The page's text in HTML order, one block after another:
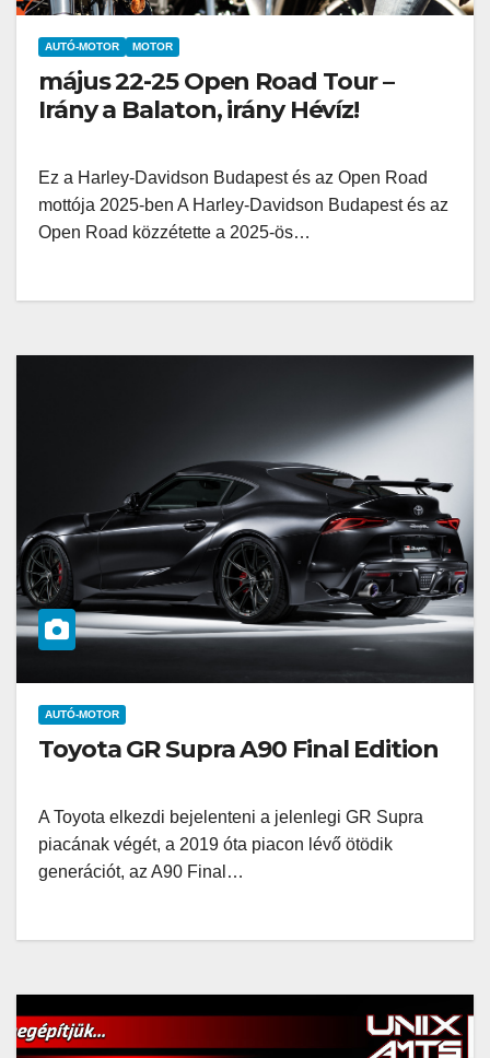
AUTÓ-MOTOR MOTOR
május 22-25 Open Road Tour –
Irány a Balaton, irány Hévíz!
Ez a Harley-Davidson Budapest és az Open Road
mottója 2025-ben A Harley-Davidson Budapest és az
Open Road közzétette a 2025-ös…
AUTÓ-MOTOR
Toyota GR Supra A90 Final Edition
A Toyota elkezdi bejelenteni a jelenlegi GR Supra
piacának végét, a 2019 óta piacon lévő ötödik
generációt, az A90 Final…